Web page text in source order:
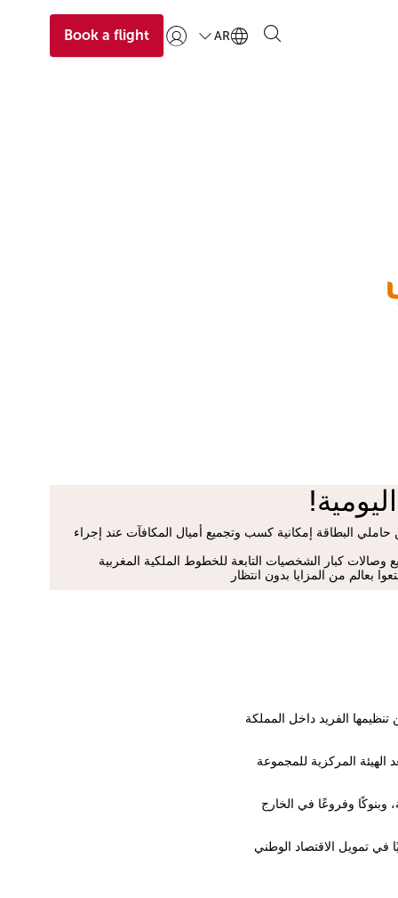
AR تسجيل الدخول | انضم)
Book a flight
!
البطاقة إمكانية كسب وتجميع أميال المكافآت عند إجراء
كبار الشخصيات التابعة للخطوط الملكية المغربية
بعالم من المزايا بدون انتظار
الفريد داخل المملكة
المركزية للمجموعة
وفروعًا في الخارج